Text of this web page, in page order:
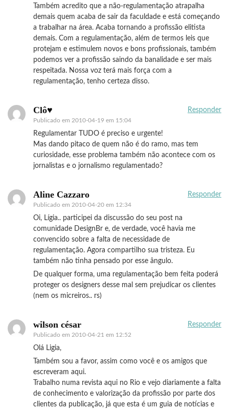
Também acredito que a não-regulamentação atrapalha
demais quem acaba de sair da faculdade e está começando
a trabalhar na área. Acaba tornando a profissão elitista
demais. Com a regulamentação, além de termos leis que
protejam e estimulem novos e bons profissionais, também
podemos ver a profissão saindo da banalidade e ser mais
respeitada. Nossa voz terá mais força com a
regulamentação, tenho certeza disso.
Clô♥
Publicado em 2010-04-19 em 15:04
Responder
Regulamentar TUDO é preciso e urgente!
Mas dando pitaco de quem não é do ramo, mas tem
curiosidade, esse problema também não acontece com os
jornalistas e o jornalismo regulamentado?
Aline Cazzaro
Publicado em 2010-04-20 em 12:34
Responder
Oi, Lígia.. participei da discussão do seu post na
comunidade DesignBr e, de verdade, você havia me
convencido sobre a falta de necessidade de
regulamentação. Agora compartilho sua tristeza. Eu
também não tinha pensado por esse ângulo.
De qualquer forma, uma regulamentação bem feita poderá
proteger os designers desse mal sem prejudicar os clientes
(nem os micreiros.. rs)
wilson césar
Publicado em 2010-04-21 em 12:52
Responder
Olá Ligia,
Também sou a favor, assim como você e os amigos que
escreveram aqui.
Trabalho numa revista aqui no Rio e vejo diariamente a falta
de conhecimento e valorização da profissão por parte dos
clientes da publicação, já que esta é um guia de notícias e